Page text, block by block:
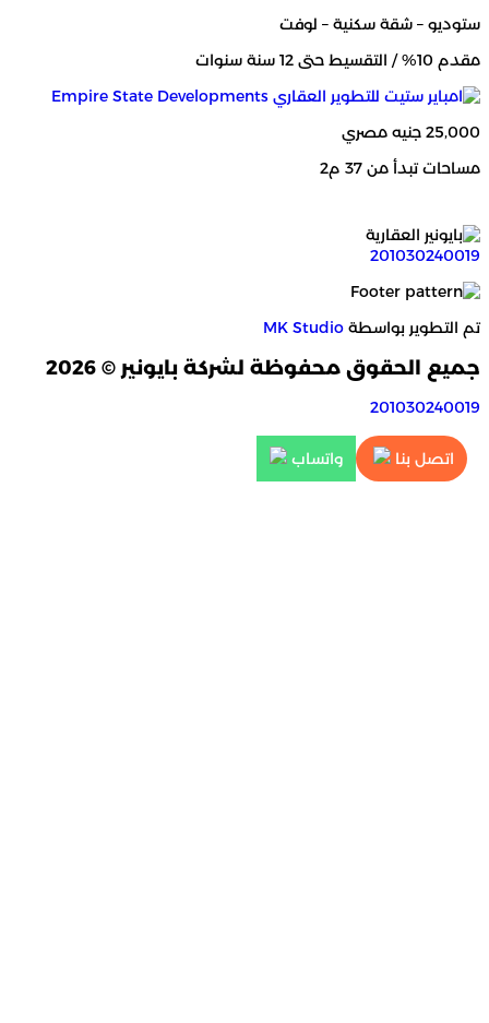
ستوديو – شقة سكنية – لوفت
مقدم 10% / التقسيط حتى 12 سنة سنوات
25,000 جنيه مصري
مساحات تبدأ من 37 م2
201030240019
تم التطوير بواسطة MK Studio
جميع الحقوق محفوظة لشركة بايونير © 2026
201030240019
اتصل بنا واتساب